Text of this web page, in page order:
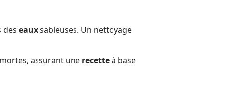
des eauxsableuses. Un nettoyage
assurant une recetteà base